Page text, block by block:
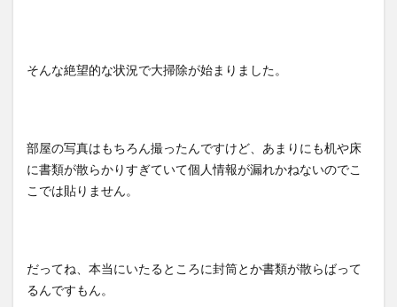
そんな絶望的な状況で大掃除が始まりました。
部屋の写真はもちろん撮ったんですけど、あまりにも机や床
に書類が散らかりすぎていて個人情報が漏れかねないのでこ
こでは貼りません。
だってね、本当にいたるところに封筒とか書類が散らばって
るんですもん。